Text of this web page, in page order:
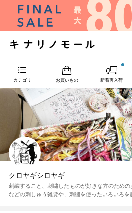
カテゴリ お買いもの 新着再入荷
クロヤギシロヤギ
刺繍すること、刺繍したものが好きな方のため
などの刺しゅう雑貨や、刺繍を使ったいろいろを